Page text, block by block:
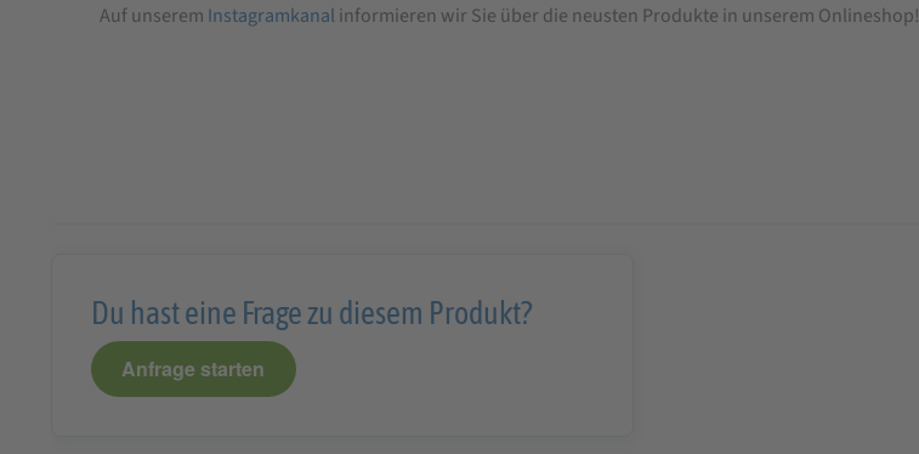
Auf unserem Instagramkanal informieren wir Sie über die neusten Produkte in unserem Onlineshop!
Du hast eine Frage zu diesem Produkt?
Anfrage starten